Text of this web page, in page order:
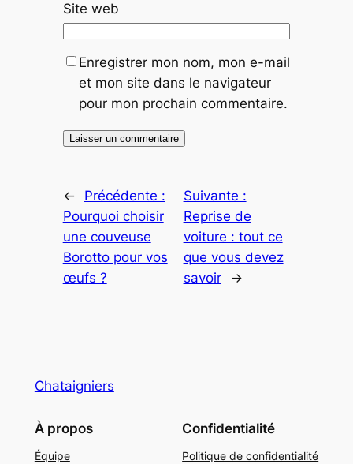
Site web
Enregistrer mon nom, mon e-mail
et mon site dans le navigateur
pour mon prochain commentaire.
←
Précédente :
Pourquoi choisir
une couveuse
Borotto pour vos
œufs ?
Suivante :
Reprise de
voiture : tout ce
que vous devez
savoir
→
Chataigniers
À propos
Équipe
Confidentialité
Politique de confidentialité